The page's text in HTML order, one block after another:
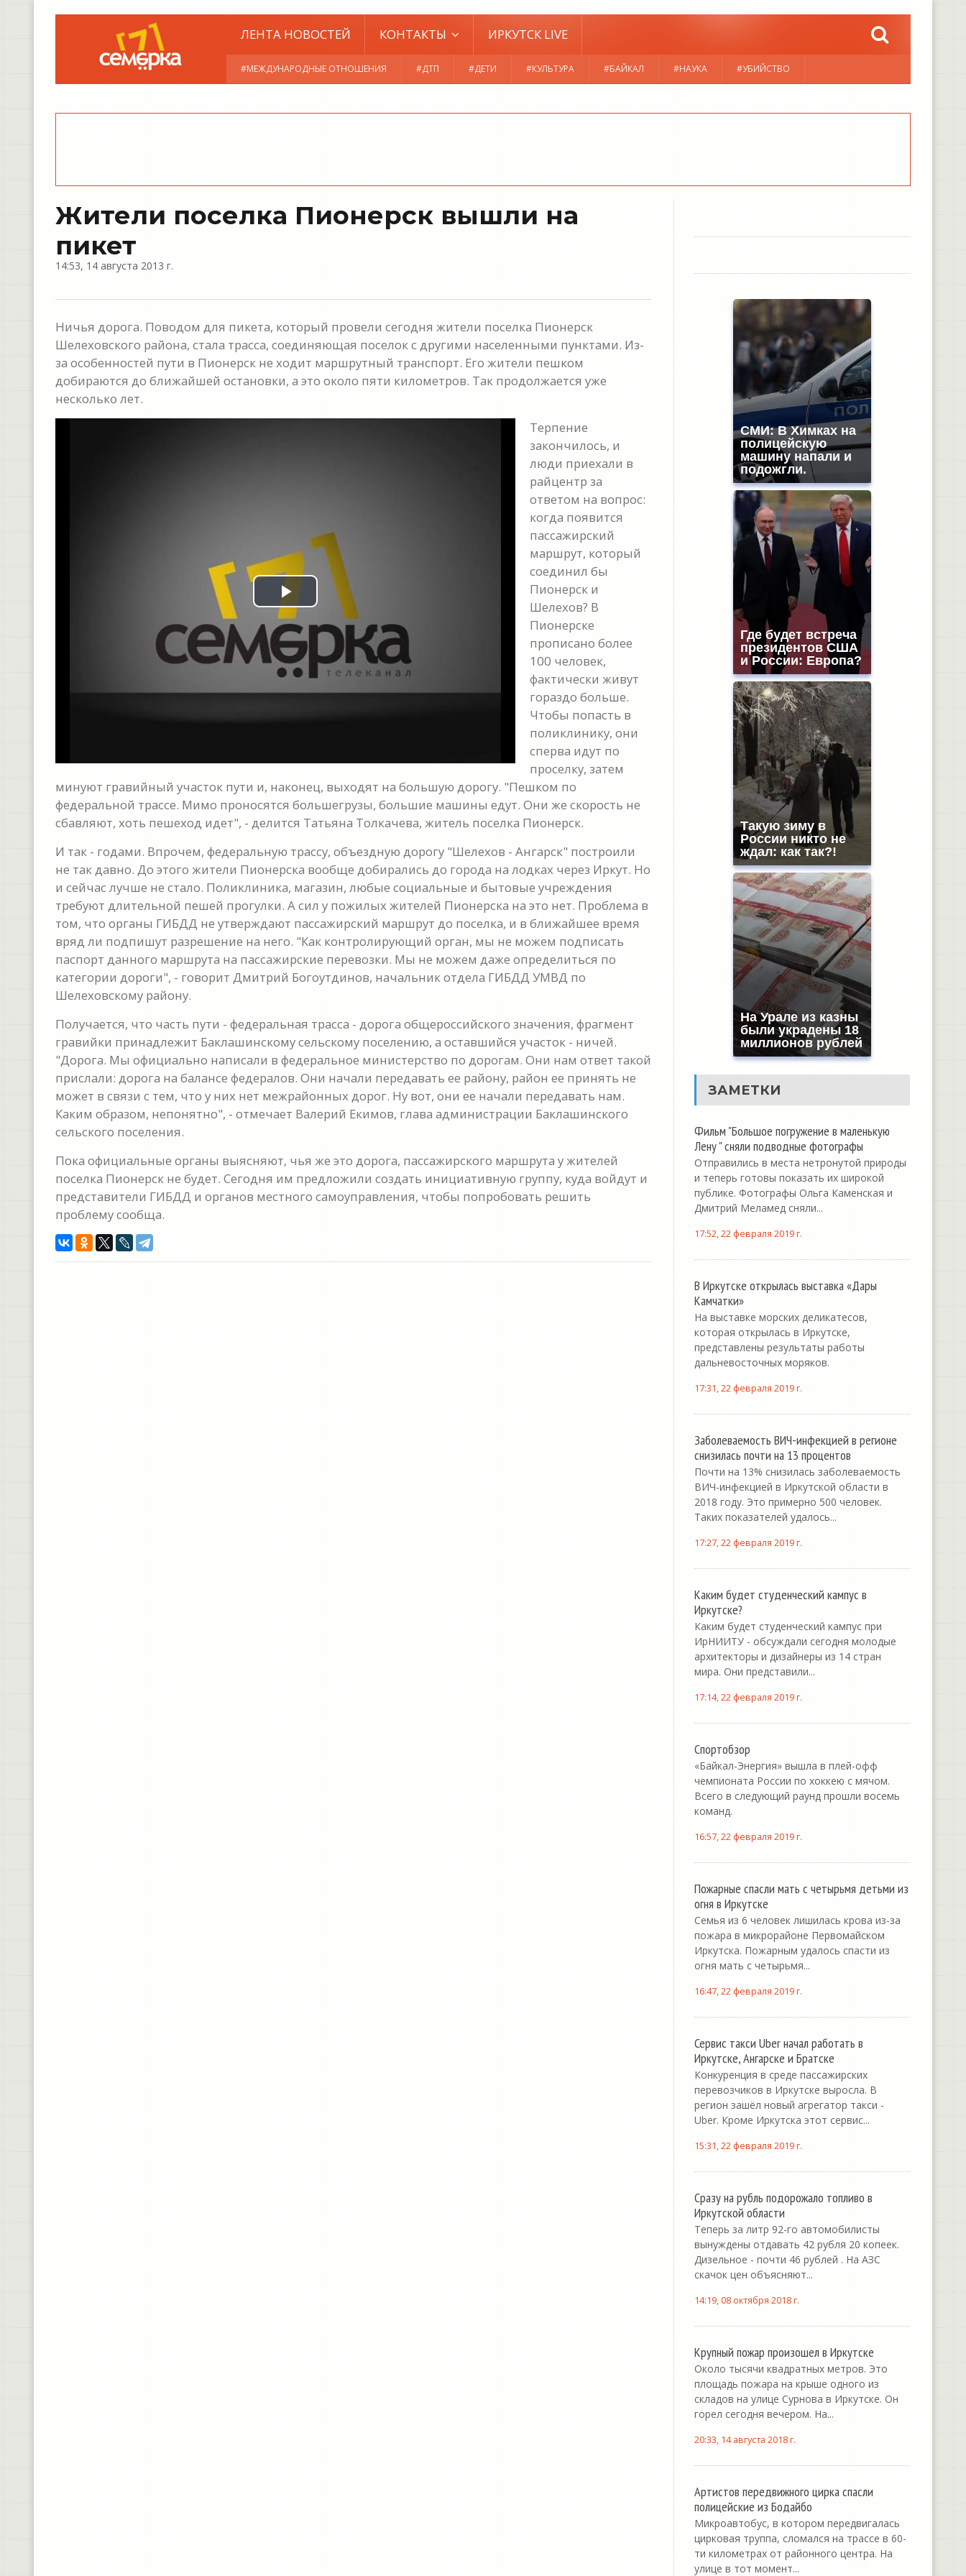
ЛЕНТА НОВОСТЕЙ КОНТАКТЫ ИРКУТСК LIVE
#МЕЖДУНАРОДНЫЕ ОТНОШЕНИЯ #ДТП #ДЕТИ #КУЛЬТУРА #БАЙКАЛ #НАУКА #УБИЙСТВО
Жители поселка Пионерск вышли на
пикет
14:53, 14 августа 2013 г.
Ничья дорога. Поводом для пикета, который провели сегодня жители поселка Пионерск
Шелеховского района, стала трасса, соединяющая поселок с другими населенными пунктами. Из-
за особенностей пути в Пионерск не ходит маршрутный транспорт. Его жители пешком
добираются до ближайшей остановки, а это около пяти километров. Так продолжается уже
несколько лет.
Play
Video
Терпение
закончилось, и
люди приехали в
райцентр за
ответом на вопрос:
когда появится
пассажирский
маршрут, который
соединил бы
Пионерск и
Шелехов? В
Пионерске
прописано более
100 человек,
фактически живут
гораздо больше.
Чтобы попасть в
поликлинику, они
сперва идут по
проселку, затем
минуют гравийный участок пути и, наконец, выходят на большую дорогу. "Пешком по
федеральной трассе. Мимо проносятся большегрузы, большие машины едут. Они же скорость не
сбавляют, хоть пешеход идет", - делится Татьяна Толкачева, житель поселка Пионерск.
И так - годами. Впрочем, федеральную трассу, объездную дорогу "Шелехов - Ангарск" построили
не так давно. До этого жители Пионерска вообще добирались до города на лодках через Иркут. Но
и сейчас лучше не стало. Поликлиника, магазин, любые социальные и бытовые учреждения
требуют длительной пешей прогулки. А сил у пожилых жителей Пионерска на это нет. Проблема в
том, что органы ГИБДД не утверждают пассажирский маршрут до поселка, и в ближайшее время
вряд ли подпишут разрешение на него. "Как контролирующий орган, мы не можем подписать
паспорт данного маршрута на пассажирские перевозки. Мы не можем даже определиться по
категории дороги", - говорит Дмитрий Богоутдинов, начальник отдела ГИБДД УМВД по
Шелеховскому району.
Получается, что часть пути - федеральная трасса - дорога общероссийского значения, фрагмент
гравийки принадлежит Баклашинскому сельскому поселению, а оставшийся участок - ничей.
"Дорога. Мы официально написали в федеральное министерство по дорогам. Они нам ответ такой
прислали: дорога на балансе федералов. Они начали передавать ее району, район ее принять не
может в связи с тем, что у них нет межрайонных дорог. Ну вот, они ее начали передавать нам.
Каким образом, непонятно", - отмечает Валерий Екимов, глава администрации Баклашинского
сельского поселения.
Пока официальные органы выясняют, чья же это дорога, пассажирского маршрута у жителей
поселка Пионерск не будет. Сегодня им предложили создать инициативную группу, куда войдут и
представители ГИБДД и органов местного самоуправления, чтобы попробовать решить
проблему сообща.
СМИ: В Химках на
полицейскую
машину напали и
подожгли.
Где будет встреча
президентов США
и России: Европа?
Такую зиму в
России никто не
ждал: как так?!
На Урале из казны
были украдены 18
миллионов рублей
ЗАМЕТКИ
Фильм "Большое погружение в маленькую
Лену " сняли подводные фотографы
Отправились в места нетронутой природы
и теперь готовы показать их широкой
публике. Фотографы Ольга Каменская и
Дмитрий Меламед сняли...
17:52, 22 февраля 2019 г.
В Иркутске открылась выставка «Дары
Камчатки»
На выставке морских деликатесов,
которая открылась в Иркутске,
представлены результаты работы
дальневосточных моряков.
17:31, 22 февраля 2019 г.
Заболеваемость ВИЧ-инфекцией в регионе
снизилась почти на 13 процентов
Почти на 13% снизилась заболеваемость
ВИЧ-инфекцией в Иркутской области в
2018 году. Это примерно 500 человек.
Таких показателей удалось...
17:27, 22 февраля 2019 г.
Каким будет студенческий кампус в
Иркутске?
Каким будет студенческий кампус при
ИрНИИТУ - обсуждали сегодня молодые
архитекторы и дизайнеры из 14 стран
мира. Они представили...
17:14, 22 февраля 2019 г.
Спортобзор
«Байкал-Энергия» вышла в плей-офф
чемпионата России по хоккею с мячом.
Всего в следующий раунд прошли восемь
команд.
16:57, 22 февраля 2019 г.
Пожарные спасли мать с четырьмя детьми из
огня в Иркутске
Семья из 6 человек лишилась крова из-за
пожара в микрорайоне Первомайском
Иркутска. Пожарным удалось спасти из
огня мать с четырьмя...
16:47, 22 февраля 2019 г.
Сервис такси Uber начал работать в
Иркутске, Ангарске и Братске
Конкуренция в среде пассажирских
перевозчиков в Иркутске выросла. В
регион зашёл новый агрегатор такси -
Uber. Кроме Иркутска этот сервис...
15:31, 22 февраля 2019 г.
Сразу на рубль подорожало топливо в
Иркутской области
Теперь за литр 92-го автомобилисты
вынуждены отдавать 42 рубля 20 копеек.
Дизельное - почти 46 рублей . На АЗС
скачок цен объясняют...
14:19, 08 октября 2018 г.
Крупный пожар произошел в Иркутске
Около тысячи квадратных метров. Это
площадь пожара на крыше одного из
складов на улице Сурнова в Иркутске. Он
горел сегодня вечером. На...
20:33, 14 августа 2018 г.
Артистов передвижного цирка спасли
полицейские из Бодайбо
Микроавтобус, в котором передвигалась
цирковая труппа, сломался на трассе в 60-
ти километрах от районного центра. На
улице в тот момент...